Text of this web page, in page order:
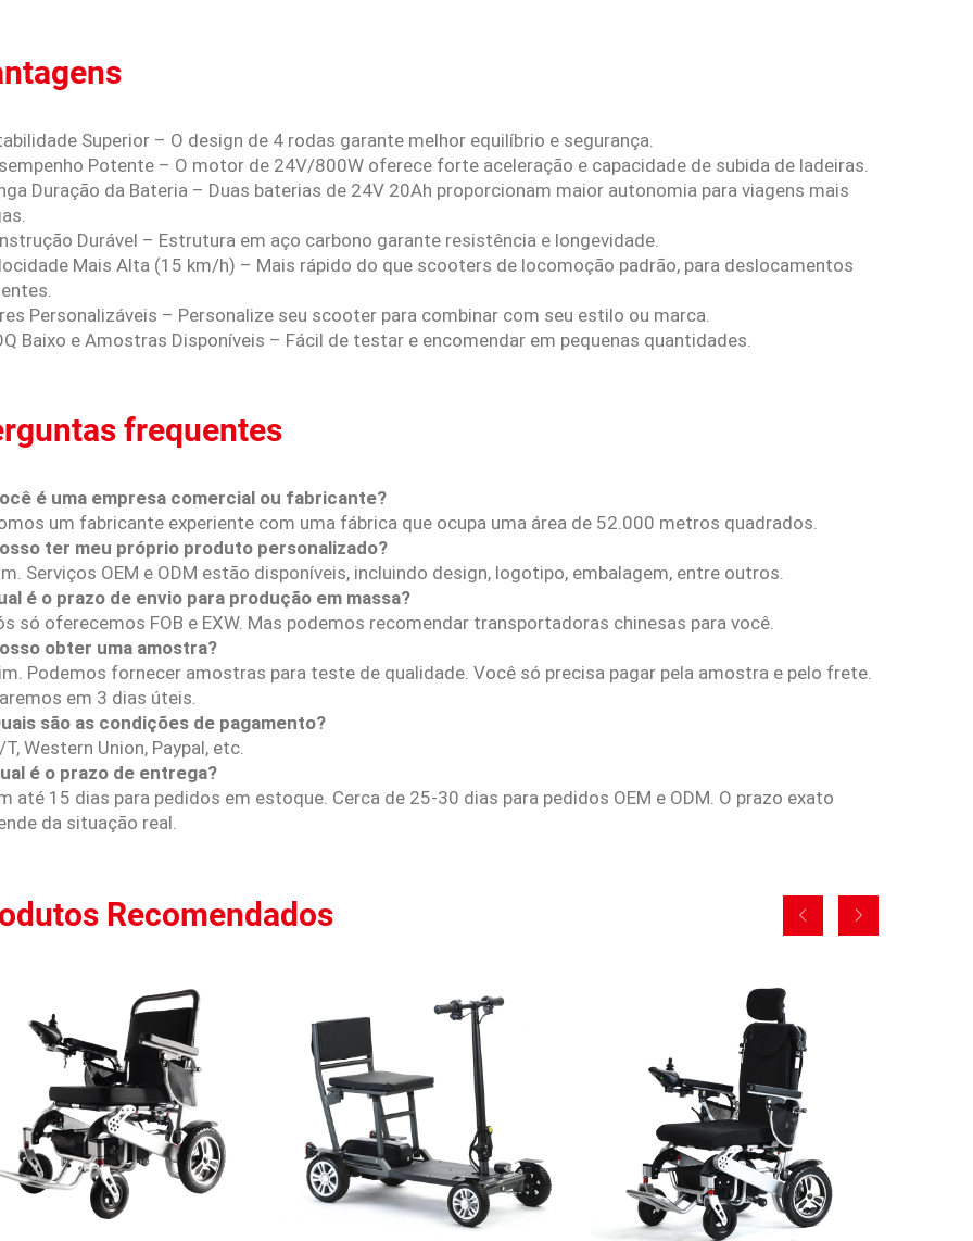
Superior – O design de 4 rodas garante melhor equilíbrio e segurança.
Potente – O motor de 24V/800W oferece forte aceleração e capacidade de subida de ladeiras.
Duração da Bateria – Duas baterias de 24V 20Ah proporcionam maior autonomia para viagens mais
Durável – Estrutura em aço carbono garante resistência e longevidade.
Mais Alta (15 km/h) – Mais rápido do que scooters de locomoção padrão, para deslocamentos
Personalizáveis – Personalize seu scooter para combinar com seu estilo ou marca.
Baixo e Amostras Disponíveis – Fácil de testar e encomendar em pequenas quantidades.
frequentes
é uma empresa comercial ou fabricante?
um fabricante experiente com uma fábrica que ocupa uma área de 52.000 metros quadrados.
ter meu próprio produto personalizado?
Serviços OEM e ODM estão disponíveis, incluindo design, logotipo, embalagem, entre outros.
é o prazo de envio para produção em massa?
só oferecemos FOB e EXW. Mas podemos recomendar transportadoras chinesas para você.
obter uma amostra?
Podemos fornecer amostras para teste de qualidade. Você só precisa pagar pela amostra e pelo frete.
em 3 dias úteis.
são as condições de pagamento?
Western Union, Paypal, etc.
é o prazo de entrega?
até 15 dias para pedidos em estoque. Cerca de 25-30 dias para pedidos OEM e ODM. O prazo exato
da situação real.
Recomendados